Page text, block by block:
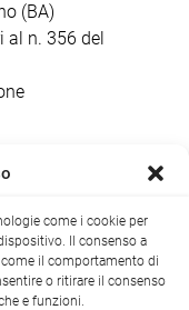
ha […]
(BA)
al n. 356 del
Contatti|
come i cookie per
Il consenso a
il comportamento di
o ritirare il consenso
e funzioni.